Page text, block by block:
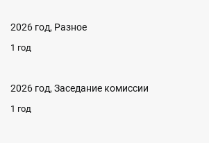
2026 год, Разное
1 год
2026 год, Заседание комиссии
1 год